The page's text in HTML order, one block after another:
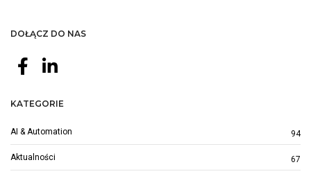
DOŁĄCZ DO NAS
KATEGORIE
AI & Automation 94
Aktualności 67